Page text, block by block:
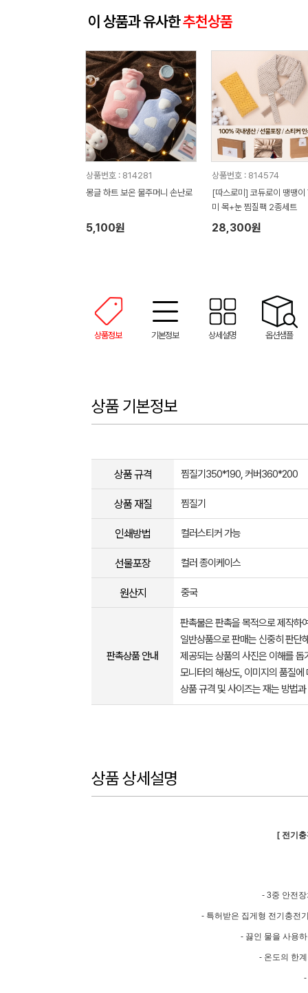
이 상품과 유사한추천상품
상품번호 : 814281
몽글 하트 보온 물주머니 손난로
5,100원
상품번호 : 814574
[따스로미] 코듀로이 땡땡이
미 목+눈 찜질팩 2종세트
28,300원
상품정보 기본정보 상세설명 옵션샘플
상품 기본정보
상품 규격 찜질기350*190, 커버360*200
상품 재질 찜질기
인쇄방법 컬러스티커 가능
선물포장 컬러 종이케이스
원산지 중국
판촉상품 안내
판촉물은 판촉을 목적으로 제작하
일반상품으로 판매는 신중히 판단
제공되는 상품의 사진은 이해를
모니터의 해상도, 이미지의 품질
상품 규격 및 사이즈는 재는 방법
상품 상세설명
[ 전기
- 3중 안전
- 특허받은 집게형 전기충전
- 끓인 물을 사용
- 온도의 한
-